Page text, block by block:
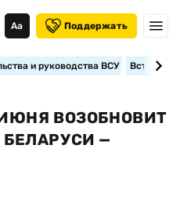
Аа Поддержать
и руководства ВСУ
ВОЗОБНОВИТ
—